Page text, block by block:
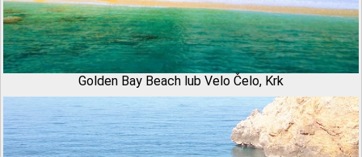
Golden Bay Beach lub Velo Čelo, Krk